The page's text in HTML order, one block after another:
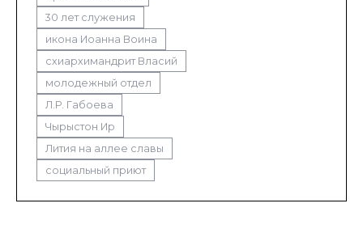
30 лет служения
икона Иоанна Воина
схиархимандрит Власий
молодежный отдел
Л.Р. Габоева
Чырыстон Ир
Лития на аллее славы
социальный приют